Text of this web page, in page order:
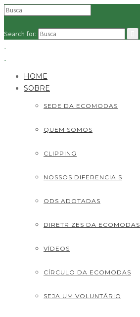
Search for:
HOME
SOBRE
SEDE DA ECOMODAS
QUEM SOMOS
CLIPPING
NOSSOS DIFERENCIAIS
ODS ADOTADAS
DIRETRIZES DA ECOMODAS
VÍDEOS
CÍRCULO DA ECOMODAS
SEJA UM VOLUNTÁRIO